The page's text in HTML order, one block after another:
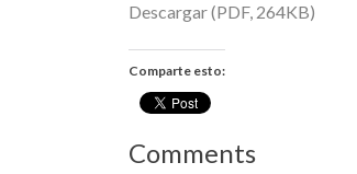
Descargar (PDF, 264KB)
Comparte esto:
Comments